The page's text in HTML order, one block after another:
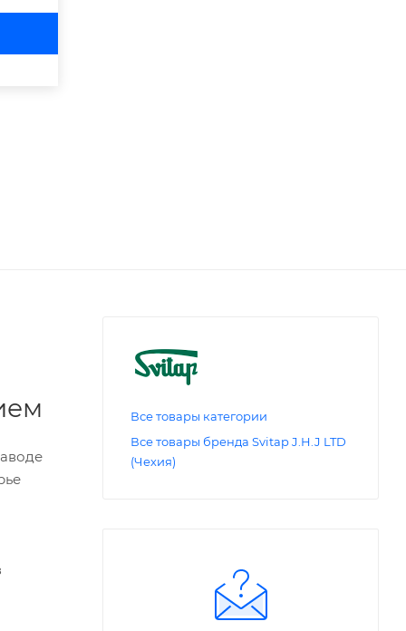
Все товары категории
Все товары бренда Svitap J.H.J LTD
(Чехия)